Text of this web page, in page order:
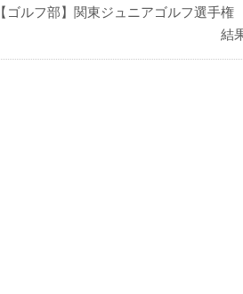
【ゴルフ部】関東ジュニアゴルフ選手権
結